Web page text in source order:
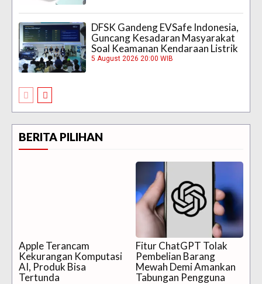
DFSK Gandeng EVSafe Indonesia,
Guncang Kesadaran Masyarakat
Soal Keamanan Kendaraan Listrik
5 August 2026 20:00 WIB
BERITA PILIHAN
Apple Terancam
Kekurangan Komputasi
AI, Produk Bisa
Tertunda
Fitur ChatGPT Tolak
Pembelian Barang
Mewah Demi Amankan
Tabungan Pengguna